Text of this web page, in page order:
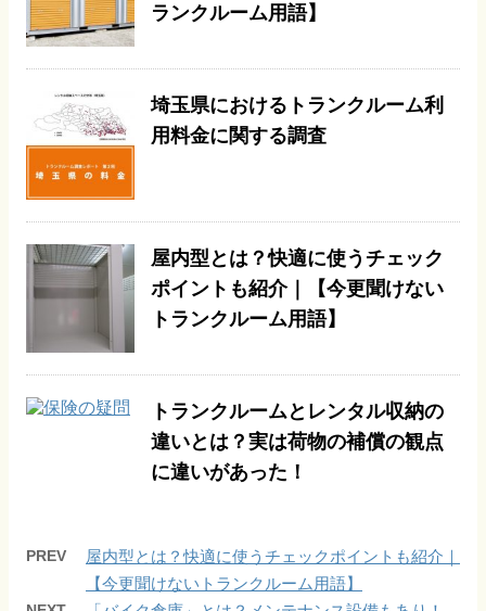
ランクルーム用語】
埼玉県におけるトランクルーム利
用料金に関する調査
屋内型とは？快適に使うチェック
ポイントも紹介｜【今更聞けない
トランクルーム用語】
トランクルームとレンタル収納の
違いとは？実は荷物の補償の観点
に違いがあった！
PREV
屋内型とは？快適に使うチェックポイントも紹介｜
【今更聞けないトランクルーム用語】